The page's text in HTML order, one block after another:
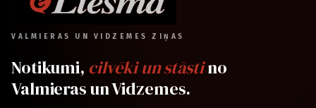
VALMIERAS UN VIDZEMES ZIŅAS
Notikumi, cilvēki un stāstino
Valmieras un Vidzemes.